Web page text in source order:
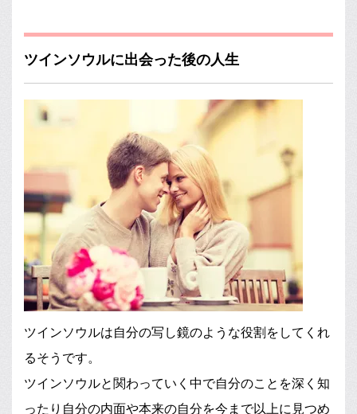
ツインソウルに出会った後の人生
ツインソウルは自分の写し鏡のような役割をしてくれ
るそうです。
ツインソウルと関わっていく中で自分のことを深く知
ったり自分の内面や本来の自分を今まで以上に見つめ